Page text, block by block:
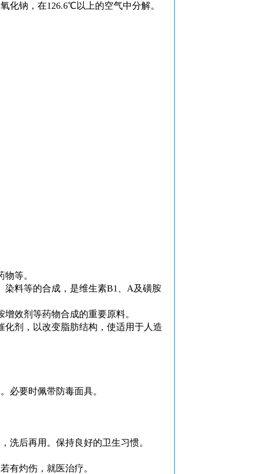
化钠，在126.6℃以上的空气中分解。
等。
料等的合成，是维生素B1、A及磺胺
效剂等药物合成的重要原料。
剂，以改变脂肪结构，使适用于人造
必要时佩带防毒面具。
洗后再用。保持良好的卫生习惯。
有灼伤，就医治疗。